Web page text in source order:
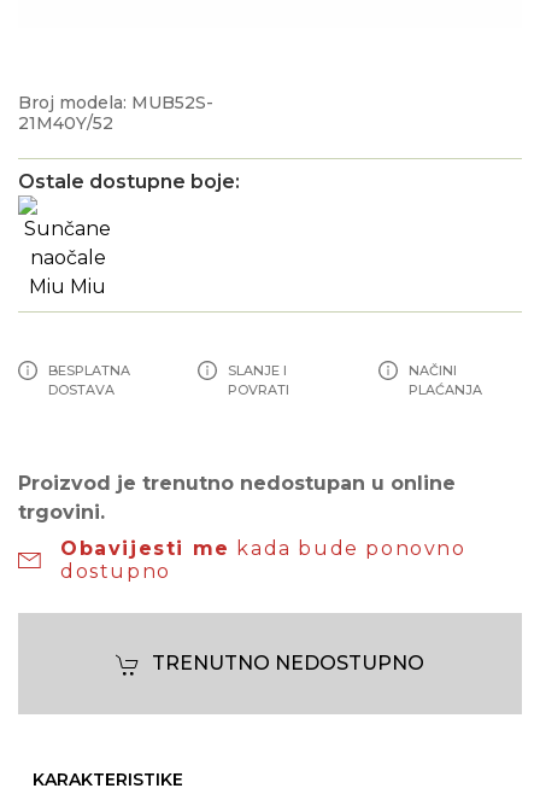
Broj modela: MUB52S-
21M40Y/52
Ostale dostupne boje:
BESPLATNA
DOSTAVA
SLANJE I
POVRATI
NAČINI
PLAĆANJA
Proizvod je trenutno nedostupan u online
trgovini.
Obavijesti me kada bude ponovno
dostupno
TRENUTNO NEDOSTUPNO
KARAKTERISTIKE